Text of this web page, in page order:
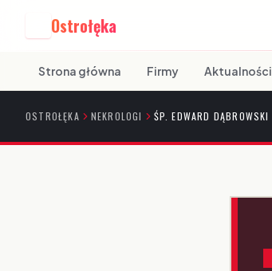
Ostrołęka
Strona główna Firmy Aktualności
OSTROŁĘKA NEKROLOGI ŚP. EDWARD DĄBROWSKI